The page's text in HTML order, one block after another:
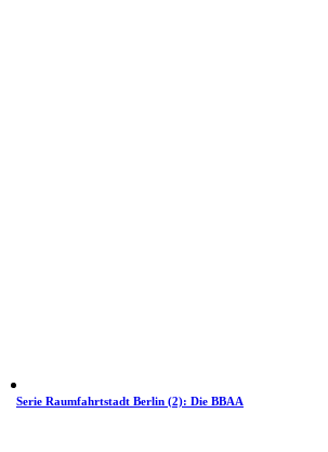
Serie Raumfahrtstadt Berlin (2): Die BBAA